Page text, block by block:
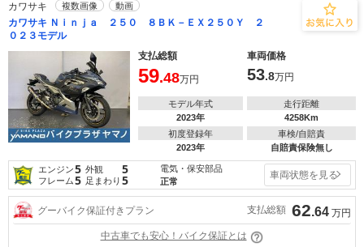
カワサキ 複数画像 動画
カワサキ Ｎｉｎｊａ ２５０ ８ＢＫ－ＥＸ２５０Ｙ ２
０２３モデル
支払総額
車両価格
59.48万円 53.8万円
モデル年式
2023年
走行距離
4258Km
初度登録年
2023年
車検/自賠責
自賠責保険無し
エンジン5 外観 5
フレーム5 足まわり 5
電気・保安部品
正常
車両状態を見る
グーバイク保証付きプラン 支払総額 62.64 万円
中古車でも安心！バイク保証とは